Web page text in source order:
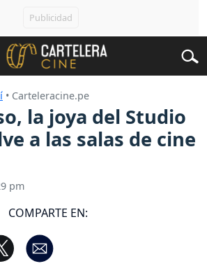
• Carteleracine.pe
la joya del Studio
a las salas de cine
pm
COMPARTE EN: